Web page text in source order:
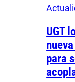
UGT
para